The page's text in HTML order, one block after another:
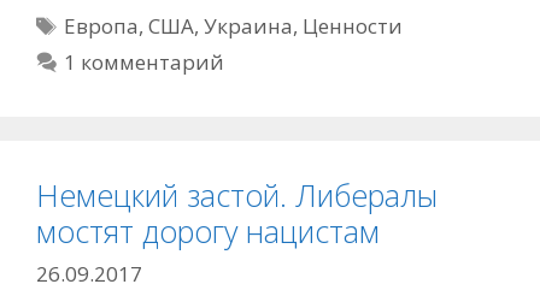
Метки
Европа,США,Украина, Ценности
1 комментарий
Немецкий застой. Либералы
мостят дорогу нацистам
26.09.2017